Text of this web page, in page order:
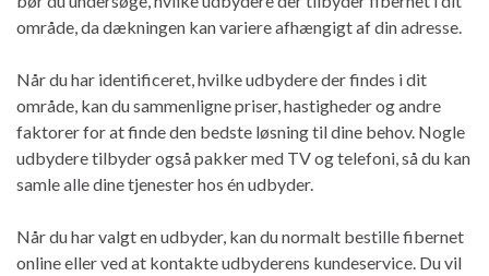
område, da dækningen kan variere afhængigt af din adresse.
Når du har identificeret, hvilke udbydere der findes i dit
område, kan du sammenligne priser, hastigheder og andre
faktorer for at finde den bedste løsning til dine behov. Nogle
udbydere tilbyder også pakker med TV og telefoni, så du kan
samle alle dine tjenester hos én udbyder.
Når du har valgt en udbyder, kan du normalt bestille fibernet
online eller ved at kontakte udbyderens kundeservice. Du vil